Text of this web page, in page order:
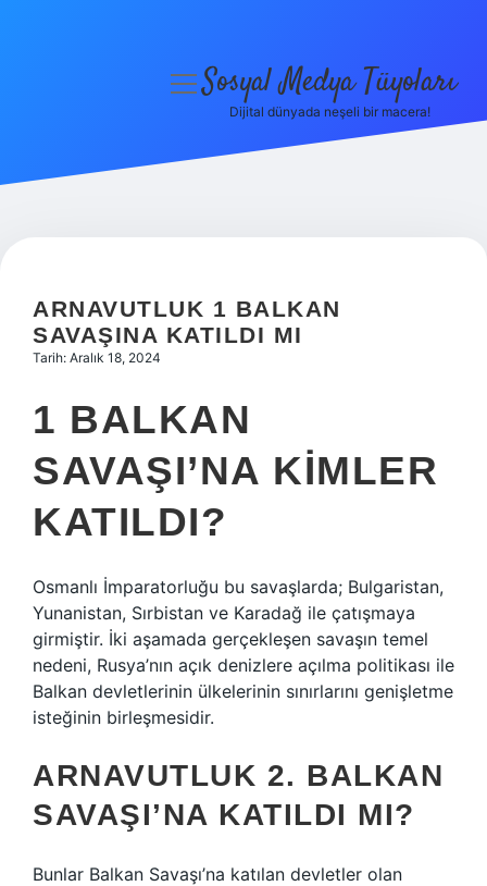
Hakkımızda
menüyüSosyal Medya Tüyoları
Dijital dünyada neşeli bir macera!
ARNAVUTLUK 1 BALKAN
SAVAŞINA KATILDI MI
Tarih: Aralık 18, 2024
1 BALKAN
SAVAŞI’NA KIMLER
KATILDI?
Osmanlı İmparatorluğu bu savaşlarda; Bulgaristan,
Yunanistan, Sırbistan ve Karadağ ile çatışmaya
girmiştir. İki aşamada gerçekleşen savaşın temel
nedeni, Rusya’nın açık denizlere açılma politikası ile
Balkan devletlerinin ülkelerinin sınırlarını genişletme
isteğinin birleşmesidir.
ARNAVUTLUK 2. BALKAN
SAVAŞI’NA KATILDI MI?
Bunlar Balkan Savaşı’na katılan devletler olan